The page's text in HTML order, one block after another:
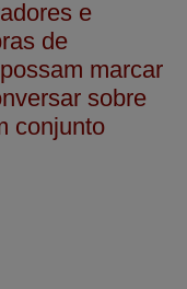
e
de
marcar
sobre
conjunto